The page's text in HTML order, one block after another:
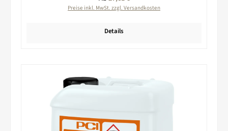
Preise inkl. MwSt. zzgl. Versandkosten
Details